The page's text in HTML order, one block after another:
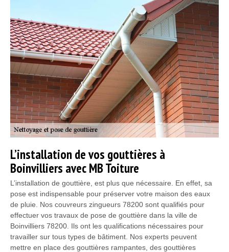
L’installation de vos gouttières à
Boinvilliers avec MB Toiture
L’installation de gouttière, est plus que nécessaire. En effet, sa
pose est indispensable pour préserver votre maison des eaux
de pluie. Nos couvreurs zingueurs 78200 sont qualifiés pour
effectuer vos travaux de pose de gouttière dans la ville de
Boinvilliers 78200. Ils ont les qualifications nécessaires pour
travailler sur tous types de bâtiment. Nos experts peuvent
mettre en place des gouttières rampantes, des gouttières